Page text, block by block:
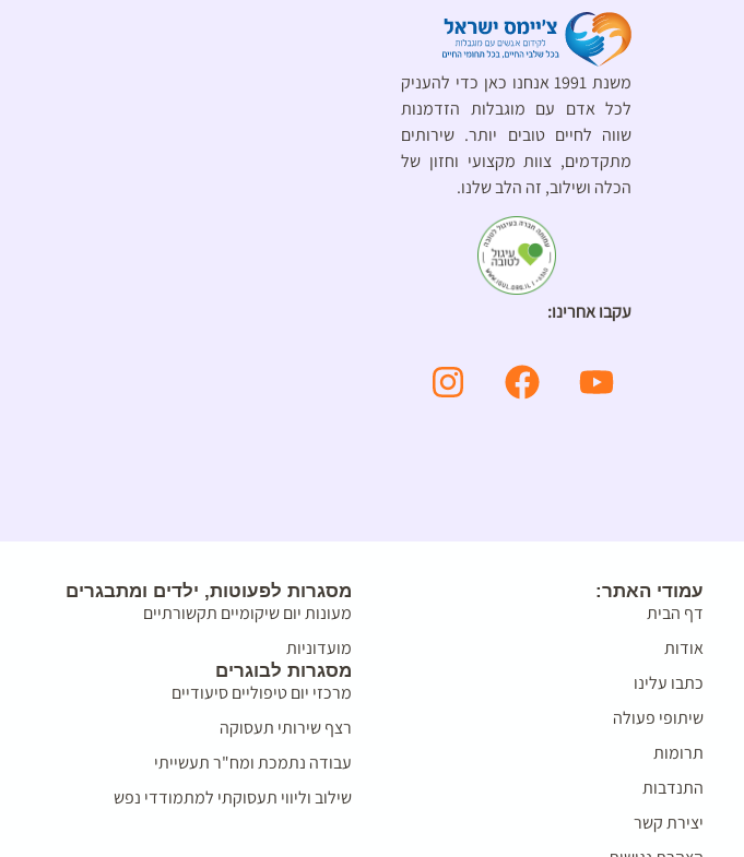
משנת 1991 אנחנו כאן כדי להעניק
לכל אדם עם מוגבלות הזדמנות
שווה לחיים טובים יותר. שירותים
מתקדמים, צוות מקצועי וחזון של
הכלה ושילוב, זה הלב שלנו.
עקבו אחרינו:
עמודי האתר:
דף הבית
אודות
כתבו עלינו
שיתופי פעולה
תרומות
התנדבות
יצירת קשר
מסגרות לפעוטות, ילדים ומתבגרים
מעונות יום שיקומיים תקשורתיים
מועדוניות
מסגרות לבוגרים
מרכזי יום טיפוליים סיעודיים
רצף שירותי תעסוקה
עבודה נתמכת ומח"ר תעשייתי
שילוב וליווי תעסוקתי למתמודדי נפש